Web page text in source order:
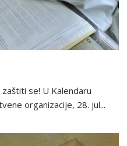
se! U Kalendaru
organizacije, 28. jul...